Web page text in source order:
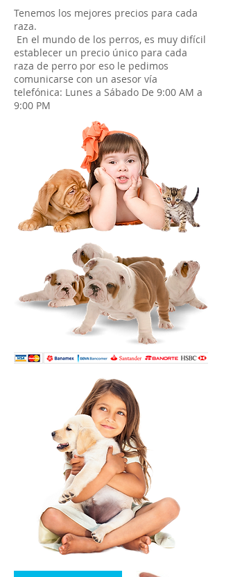
Tenemos los mejores precios para cada
raza.
En el mundo de los perros, es muy difícil
establecer un precio único para cada
raza de perro por eso le pedimos
comunicarse con un asesor vía
telefónica: Lunes a Sábado De 9:00 AM a
9:00 PM